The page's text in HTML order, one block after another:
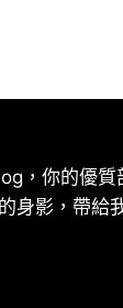
，你的優質
身影，帶給